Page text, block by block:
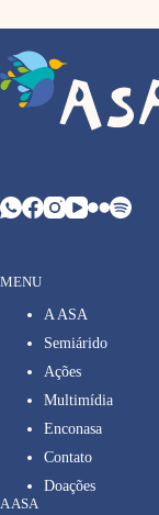
MENU
A ASA
Semiárido
Ações
Multimídia
Enconasa
Contato
Doações
A ASA